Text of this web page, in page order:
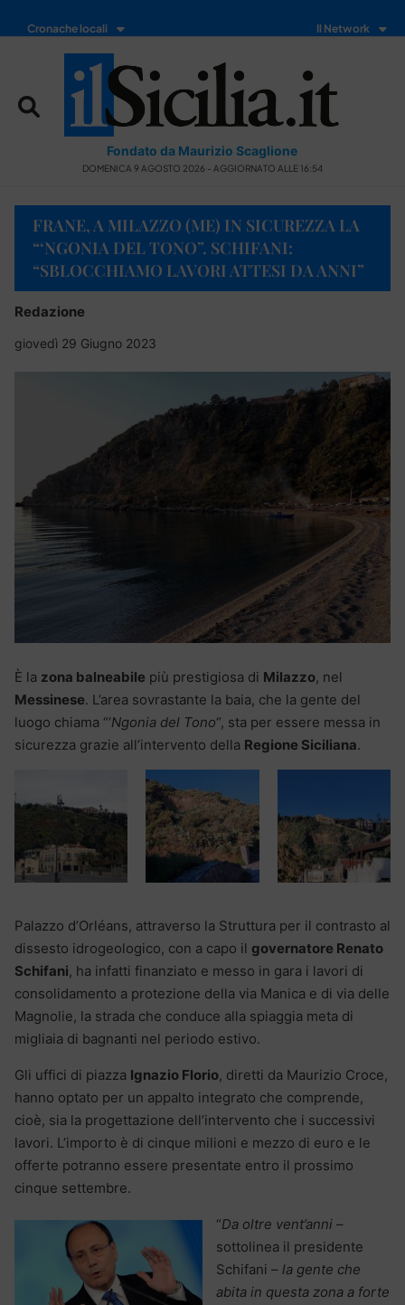
Cronache locali Il Network
Fondato da Maurizio Scaglione
DOMENICA 9 AGOSTO 2026 - AGGIORNATO ALLE 16:54
FRANE, A MILAZZO (ME) IN SICUREZZA LA
“‘NGONIA DEL TONO”. SCHIFANI:
“SBLOCCHIAMO LAVORI ATTESI DA ANNI”
Redazione
giovedì 29 Giugno 2023
È la zona balneabile più prestigiosa di Milazzo, nel
Messinese. L’area sovrastante la baia, che la gente del
luogo chiama “‘Ngonia del Tono“, sta per essere messa in
sicurezza grazie all’intervento della Regione Siciliana.
Palazzo d’Orléans, attraverso la Struttura per il contrasto al
dissesto idrogeologico, con a capo il governatore Renato
Schifani, ha infatti finanziato e messo in gara i lavori di
consolidamento a protezione della via Manica e di via delle
Magnolie, la strada che conduce alla spiaggia meta di
migliaia di bagnanti nel periodo estivo.
Gli uffici di piazza Ignazio Florio, diretti da Maurizio Croce,
hanno optato per un appalto integrato che comprende,
cioè, sia la progettazione dell’intervento che i successivi
lavori. L’importo è di cinque milioni e mezzo di euro e le
offerte potranno essere presentate entro il prossimo
cinque settembre.
“Da oltre vent’anni –
sottolinea il presidente
Schifani – la gente che
abita in questa zona a forte